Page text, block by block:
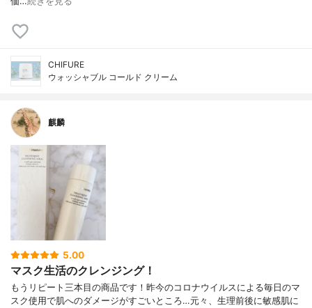
CHIFURE
ウォッシャブル コールド クリーム
麒麟
5.00
マスク生活のクレンジング！
もうリピート三本目の商品です！昨今のコロナウイルスによる毎日のマ
スク使用で肌へのダメージがすごいところ…元々、生理前後に敏感肌に